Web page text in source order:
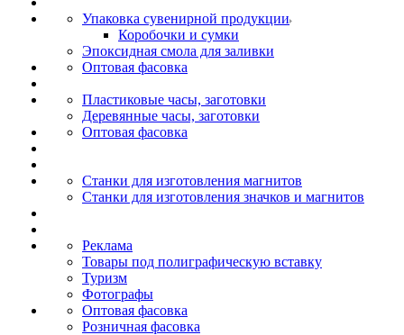
Упаковка сувенирной продукции
Коробочки и сумки
Эпоксидная смола для заливки
Оптовая фасовка
Пластиковые часы, заготовки
Деревянные часы, заготовки
Оптовая фасовка
Станки для изготовления магнитов
Станки для изготовления значков и магнитов
Реклама
Товары под полиграфическую вставку
Туризм
Фотографы
Оптовая фасовка
Розничная фасовка